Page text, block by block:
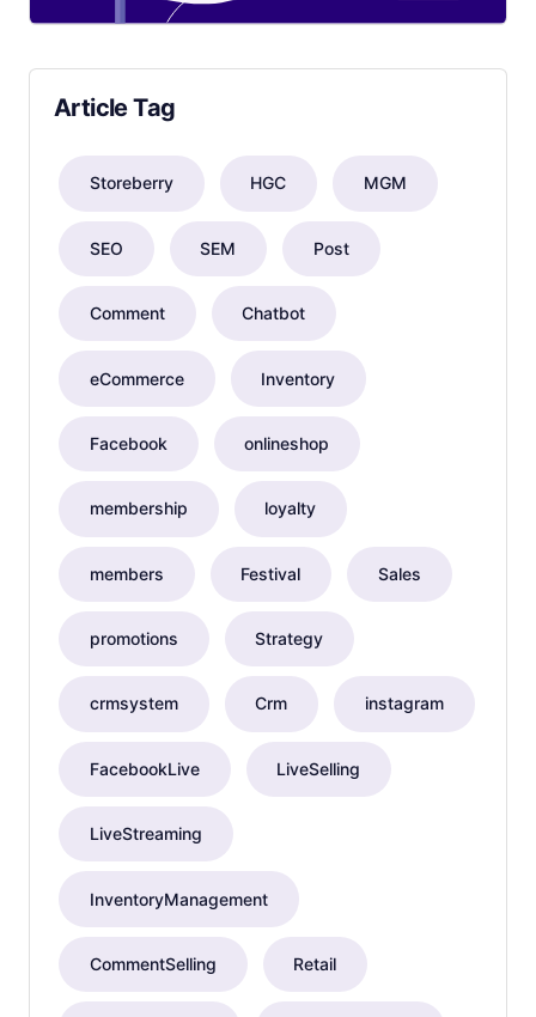
Article Tag
Storeberry HGC MGM
SEO SEM Post
Comment Chatbot
eCommerce Inventory
Facebook onlineshop
membership loyalty
members Festival Sales
promotions Strategy
crmsystem Crm instagram
FacebookLive LiveSelling
LiveStreaming
InventoryManagement
CommentSelling Retail